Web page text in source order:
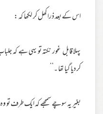
اس کے بعد ذرا کھل کر لکھا کہ :
پہلا قابل غور نکتہ تو یہی ہے کہ
کر دیا گیا تھا ۔‘‘
بغیر یہ سوچے سمجھے کہ ایک طرف